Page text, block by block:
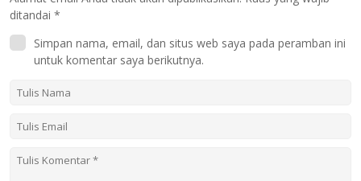
ditandai *
Simpan nama, email, dan situs web saya pada peramban ini
untuk komentar saya berikutnya.